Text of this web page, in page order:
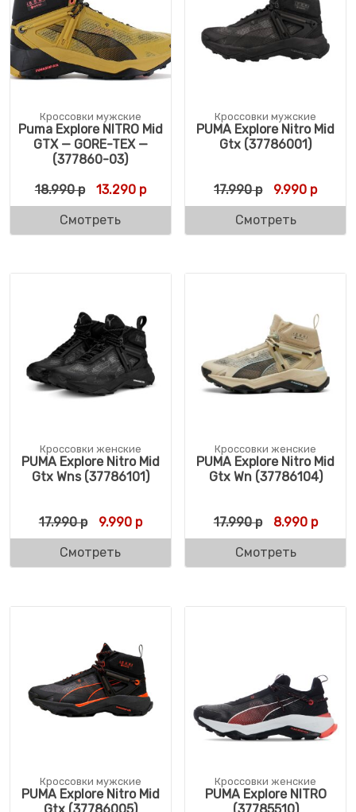
Кроссовки мужские
Puma Explore NITRO Mid
GTX — GORE-TEX —
(377860-03)
18.990р Первоначальная цена составляла 18.990
13.290рТекущая цена: 13.290 р.
Смотреть
Кроссовки мужские
PUMA Explore Nitro Mid
Gtx (37786001)
17.990р 9.990 р
Смотреть
Кроссовки женские
PUMA Explore Nitro Mid
Gtx Wns (37786101)
17.990р Первоначальная цена составляла 17.990
9.990рТекущая цена: 9.990 р.
Смотреть
Кроссовки женские
PUMA Explore Nitro Mid
Gtx Wn (37786104)
17.990р 8.990р
Смотреть
Кроссовки мужские
PUMA Explore Nitro Mid
Кроссовки женские
PUMA Explore NITRO